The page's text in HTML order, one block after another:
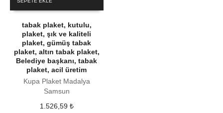
tabak plaket, kutulu,
plaket, şık ve kaliteli
plaket, gümüş tabak
plaket, altın tabak plaket,
Belediye başkanı, tabak
plaket, acil üretim
Kupa Plaket Madalya
Samsun
1.526,59 ₺